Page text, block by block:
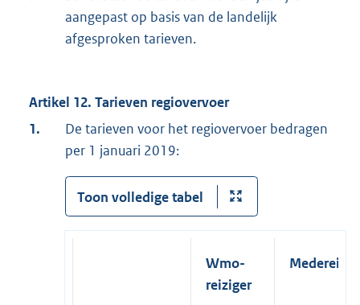
aangepast op basis van de landelijk
afgesproken tarieven.
Artikel 12. Tarieven regiovervoer
1.
De tarieven voor het regiovervoer bedragen
per 1 januari 2019:
Toon volledige tabel
Wmo-
reiziger